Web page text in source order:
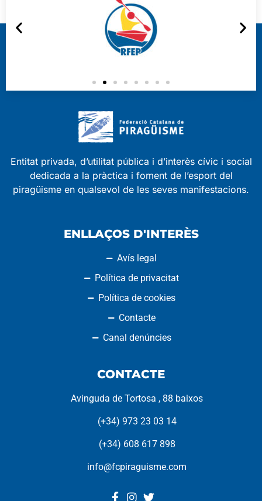
Entitat privada, d’utilitat pública i d’interès cívic i social
dedicada a la pràctica i foment de l’esport del
piragüisme en qualsevol de les seves manifestacions.
ENLLAÇOS D'INTERÈS
Avís legal
Política de privacitat
Política de cookies
Contacte
Canal denúncies
CONTACTE
Avinguda de Tortosa , 88 baixos
(+34) 973 23 03 14
(+34) 608 617 898
info@fcpiraguisme.com